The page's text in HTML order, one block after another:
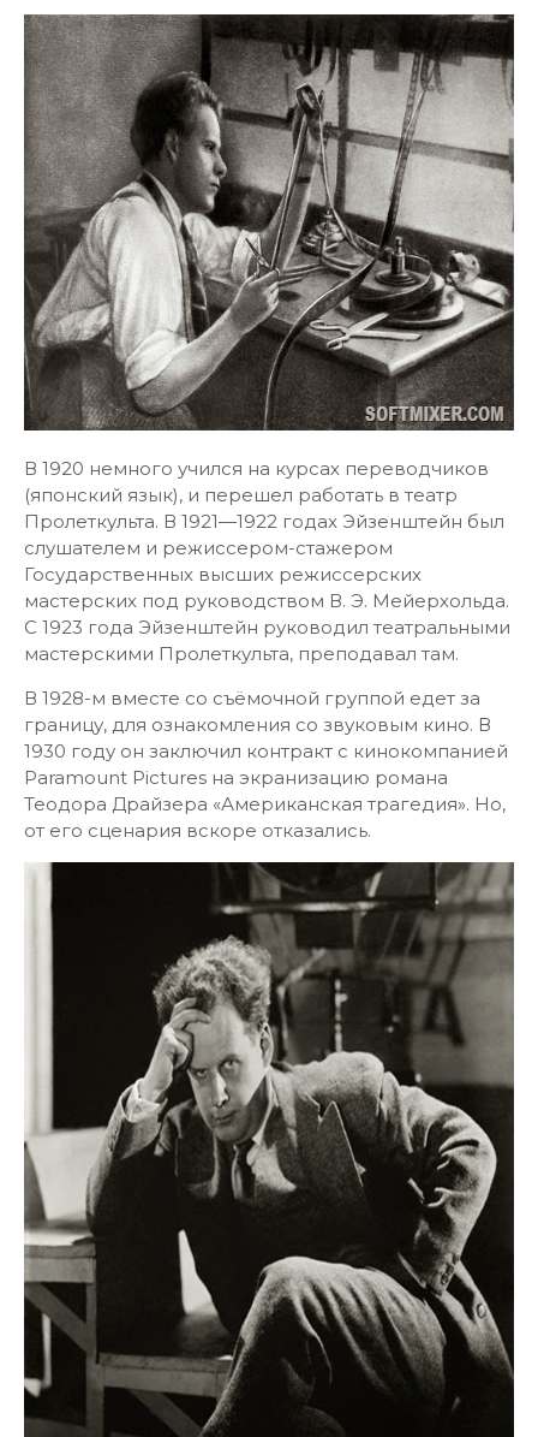
В 1920 немного учился на курсах переводчиков
(японский язык), и перешел работать в театр
Пролеткульта. В 1921—1922 годах Эйзенштейн был
слушателем и режиссером-стажером
Государственных высших режиссерских
мастерских под руководством В. Э. Мейерхольда.
С 1923 года Эйзенштейн руководил театральными
мастерскими Пролеткульта, преподавал там.
В 1928-м вместе со съёмочной группой едет за
границу, для ознакомления со звуковым кино. В
1930 году он заключил контракт с кинокомпанией
Paramount Pictures на экранизацию романа
Теодора Драйзера «Американская трагедия». Но,
от его сценария вскоре отказались.